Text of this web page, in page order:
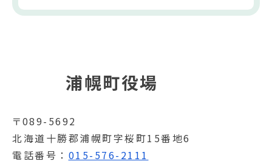
浦幌町役場
〒089-5692
北海道十勝郡浦幌町字桜町15番地6
電話番号
015-576-2111